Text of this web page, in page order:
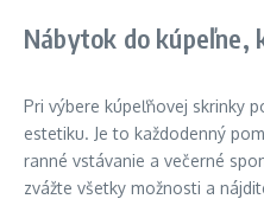
Nábytok do kúpeľne,
Pri výbere kúpeľňovej skrinky
estetiku. Je to každodenný
ranné vstávanie a večerné
zvážte všetky možnosti a